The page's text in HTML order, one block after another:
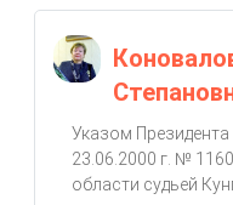
Указом
23.06.2000 г. №
области судьей